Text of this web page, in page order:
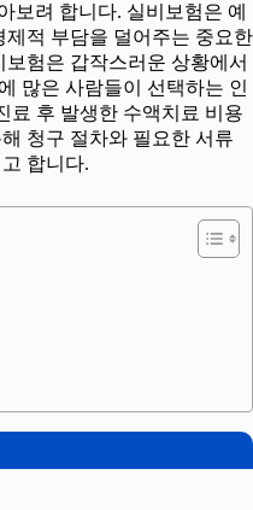
보려 합니다. 실비보험은 예
적 부담을 덜어주는 중요한
험은 갑작스러운 상황에서
많은 사람들이 선택하는 인
료 후 발생한 수액치료 비용
청구 절차와 필요한 서류
합니다.